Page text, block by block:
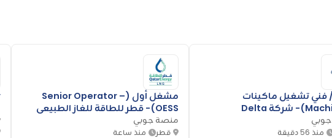
فني تشغيل ماكينات
منذ 56 دقيقة
مشغل أول (Senior Operator –
OESS)- قطر للطاقة للغاز الطبيعي
المسال
منصة جوبي
قطر منذ ساعة